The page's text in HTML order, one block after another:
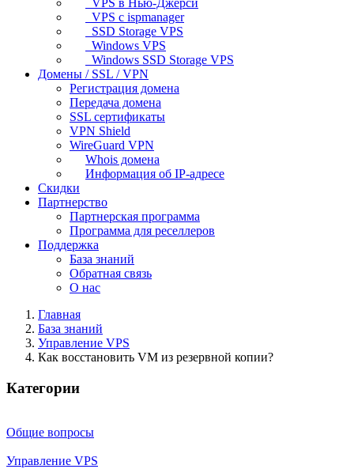
VPS в Нью-Джерси
VPS с ispmanager
SSD Storage VPS
Windows VPS
Windows SSD Storage VPS
Домены / SSL / VPN
Регистрация домена
Передача домена
SSL сертификаты
VPN Shield
WireGuard VPN
Whois домена
Информация об IP-адресе
Скидки
Партнерство
Партнерская программа
Программа для реселлеров
Поддержка
База знаний
Обратная связь
О нас
Главная
База знаний
Управление VPS
Как восстановить VM из резервной копии?
Категории
Общие вопросы
Управление VPS